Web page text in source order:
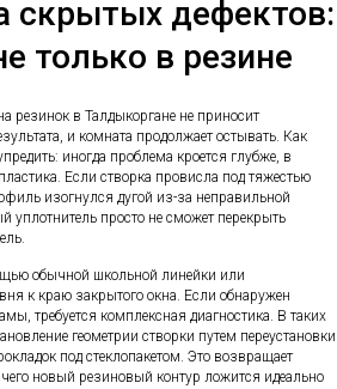
скрытых дефектов:
только в резине
резинок в Талдыкоргане не приносит
и комната продолжает остывать. Как
иногда проблема кроется глубже, в
Если створка провисла под тяжестью
изогнулся дугой из-за неправильной
уплотнитель просто не сможет перекрыть
обычной школьной линейки или
к краю закрытого окна. Если обнаружен
требуется комплексная диагностика. В таких
геометрии створки путем переустановки
под стеклопакетом. Это возвращает
чего новый резиновый контур ложится идеально